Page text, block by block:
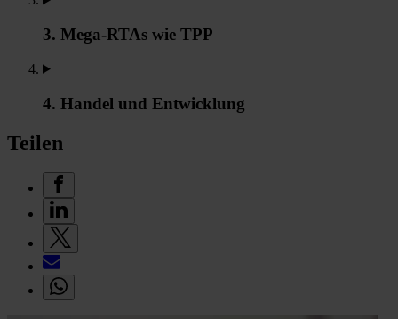
3. Mega-RTAs wie TPP
4. Handel und Entwicklung
Teilen